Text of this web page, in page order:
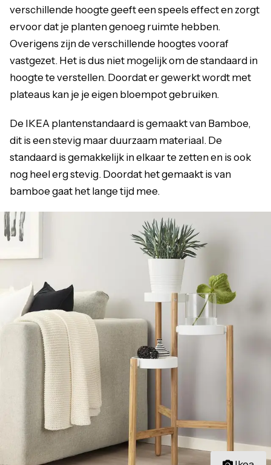
verschillende hoogte geeft een speels effect en zorgt
ervoor dat je planten genoeg ruimte hebben.
Overigens zijn de verschillende hoogtes vooraf
vastgezet. Het is dus niet mogelijk om de standaard in
hoogte te verstellen. Doordat er gewerkt wordt met
plateaus kan je je eigen bloempot gebruiken.
De IKEA plantenstandaard is gemaakt van Bamboe,
dit is een stevig maar duurzaam materiaal. De
standaard is gemakkelijk in elkaar te zetten en is ook
nog heel erg stevig. Doordat het gemaakt is van
bamboe gaat het lange tijd mee.